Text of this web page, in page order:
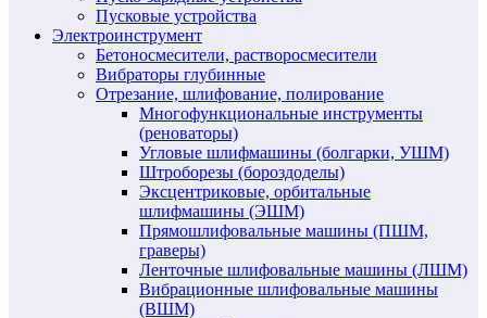
Пусковые устройства
Электроинструмент
Бетоносмесители, растворосмесители
Вибраторы глубинные
Отрезание, шлифование, полирование
Многофункциональные инструменты
(реноваторы)
Угловые шлифмашины (болгарки, УШМ)
Штроборезы (бороздоделы)
Эксцентриковые, орбитальные
шлифмашины (ЭШМ)
Прямошлифовальные машины (ПШМ,
граверы)
Ленточные шлифовальные машины (ЛШМ)
Вибрационные шлифовальные машины
(ВШМ)